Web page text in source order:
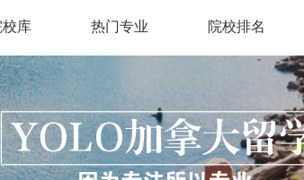
校库 热门专业 院校排名